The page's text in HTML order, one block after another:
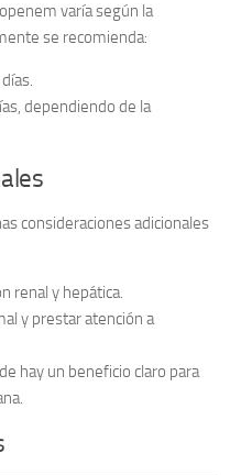
varía según la
se recomienda:
dependiendo de la
consideraciones adicionales
renal y hepática.
y prestar atención a
hay un beneficio claro para